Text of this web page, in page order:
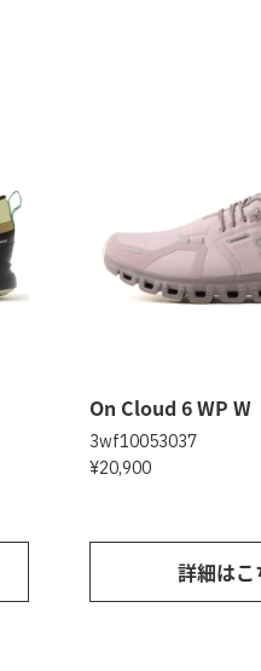
On Cloud 6 WP W
3wf10053037
¥20,900
詳細はこ